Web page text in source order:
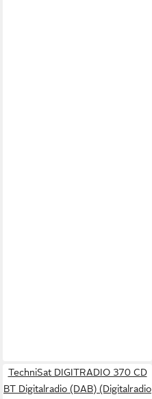
TechniSat DIGITRADIO 370 CD
BT Digitalradio (DAB) (Digitalradio